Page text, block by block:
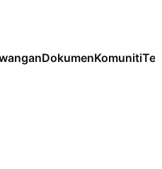
DokumenKomuniti